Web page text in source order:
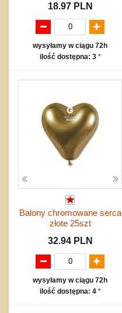
18.97 PLN
wysyłamy w ciągu 72h
ilość dostępna: 3 *
Balony chromowane serca
złote 25szt
32.94 PLN
wysyłamy w ciągu 72h
ilość dostępna: 4 *